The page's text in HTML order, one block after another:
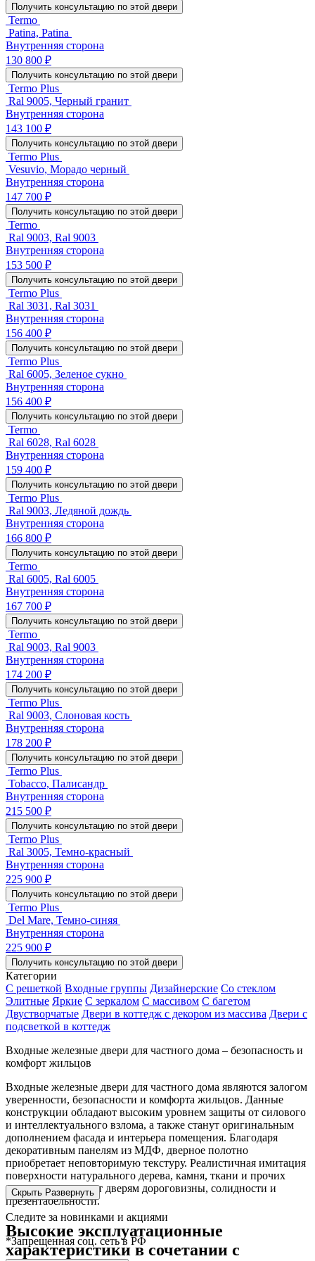
Получить консультацию по этой двери
Termo
Patina, Patina
Внутренняя сторона
130 800 ₽
Получить консультацию по этой двери
Termo Plus
Ral 9005, Черный гранит
Внутренняя сторона
143 100 ₽
Получить консультацию по этой двери
Termo Plus
Vesuvio, Морадо черный
Внутренняя сторона
147 700 ₽
Получить консультацию по этой двери
Termo
Ral 9003, Ral 9003
Внутренняя сторона
153 500 ₽
Получить консультацию по этой двери
Termo Plus
Ral 3031, Ral 3031
Внутренняя сторона
156 400 ₽
Получить консультацию по этой двери
Termo Plus
Ral 6005, Зеленое сукно
Внутренняя сторона
156 400 ₽
Получить консультацию по этой двери
Termo
Ral 6028, Ral 6028
Внутренняя сторона
159 400 ₽
Получить консультацию по этой двери
Termo Plus
Ral 9003, Ледяной дождь
Внутренняя сторона
166 800 ₽
Получить консультацию по этой двери
Termo
Ral 6005, Ral 6005
Внутренняя сторона
167 700 ₽
Получить консультацию по этой двери
Termo
Ral 9003, Ral 9003
Внутренняя сторона
174 200 ₽
Получить консультацию по этой двери
Termo Plus
Ral 9003, Слоновая кость
Внутренняя сторона
178 200 ₽
Получить консультацию по этой двери
Termo Plus
Tobacco, Палисандр
Внутренняя сторона
215 500 ₽
Получить консультацию по этой двери
Termo Plus
Ral 3005, Темно-красный
Внутренняя сторона
225 900 ₽
Получить консультацию по этой двери
Termo Plus
Del Mare, Темно-синяя
Внутренняя сторона
225 900 ₽
Получить консультацию по этой двери
Категории
С решеткой Входные группы Дизайнерские Со стеклом
Элитные Яркие С зеркалом С массивом С багетом
Двустворчатые Двери в коттедж с декором из массива Двери с
подсветкой в коттедж
Входные железные двери для частного дома – безопасность и
комфорт жильцов
Входные железные двери для частного дома являются залогом
уверенности, безопасности и комфорта жильцов. Данные
конструкции обладают высоким уровнем защиты от силового
и интеллектуального взлома, а также станут оригинальным
дополнением фасада и интерьера помещения. Благодаря
декоративным панелям из МДФ, дверное полотно
приобретает неповторимую текстуру. Реалистичная имитация
поверхности натурального дерева, камня, ткани и прочих
материалов придает дверям дороговизны, солидности и
презентабельности.
Высокие эксплуатационные
характеристики в сочетании с
Скрыть Развернуть
Следите за новинками и акциями
*Запрещенная соц. сеть в РФ